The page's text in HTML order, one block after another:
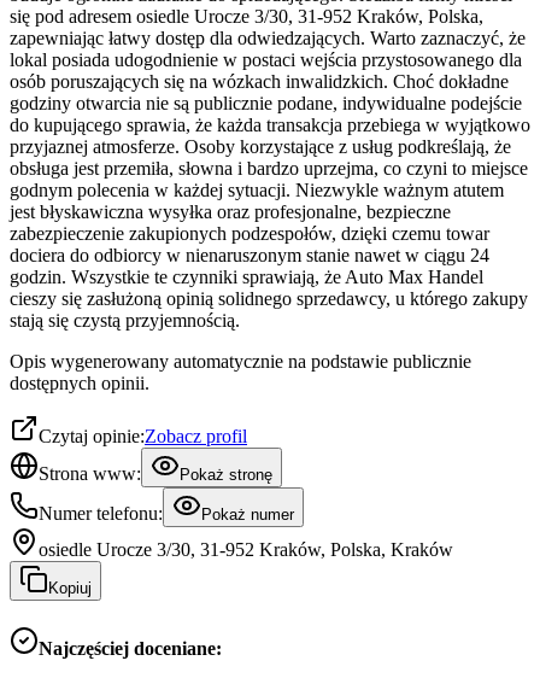
się pod adresem osiedle Urocze 3/30, 31-952 Kraków, Polska,
zapewniając łatwy dostęp dla odwiedzających. Warto zaznaczyć, że
lokal posiada udogodnienie w postaci wejścia przystosowanego dla
osób poruszających się na wózkach inwalidzkich. Choć dokładne
godziny otwarcia nie są publicznie podane, indywidualne podejście
do kupującego sprawia, że każda transakcja przebiega w wyjątkowo
przyjaznej atmosferze. Osoby korzystające z usług podkreślają, że
obsługa jest przemiła, słowna i bardzo uprzejma, co czyni to miejsce
godnym polecenia w każdej sytuacji. Niezwykle ważnym atutem
jest błyskawiczna wysyłka oraz profesjonalne, bezpieczne
zabezpieczenie zakupionych podzespołów, dzięki czemu towar
dociera do odbiorcy w nienaruszonym stanie nawet w ciągu 24
godzin. Wszystkie te czynniki sprawiają, że Auto Max Handel
cieszy się zasłużoną opinią solidnego sprzedawcy, u którego zakupy
stają się czystą przyjemnością.
Opis wygenerowany automatycznie na podstawie publicznie
dostępnych opinii.
Czytaj opinie:Zobacz profil
Strona www:
Pokaż stronę
Numer telefonu: Pokaż numer
osiedle Urocze 3/30, 31-952 Kraków, Polska, Kraków
Kopiuj
Najczęściej doceniane: